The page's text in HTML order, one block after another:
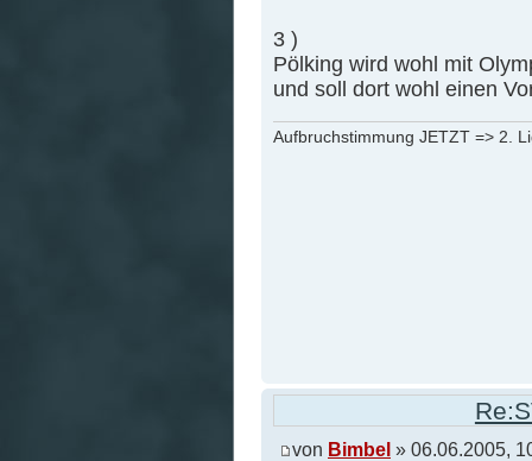
3 )
Pölking wird wohl mit
und soll dort wohl einen
Aufbruchstimmung JETZT => 2.
von Bimbel » 06.06.2005,